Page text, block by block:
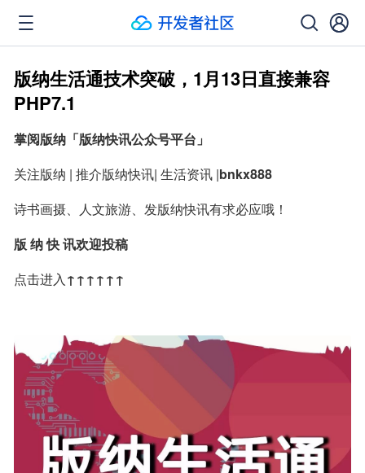
版纳生活通技术突破，1月13日直接兼容
PHP7.1
掌阅版纳「版纳快讯公众号平台」
关注版纳 | 推介版纳快讯| 生活资讯 |bnkx888
诗书画摄、人文旅游、发版纳快讯有求必应哦！
版 纳 快 讯欢迎投稿
点击进入↑↑↑↑↑↑